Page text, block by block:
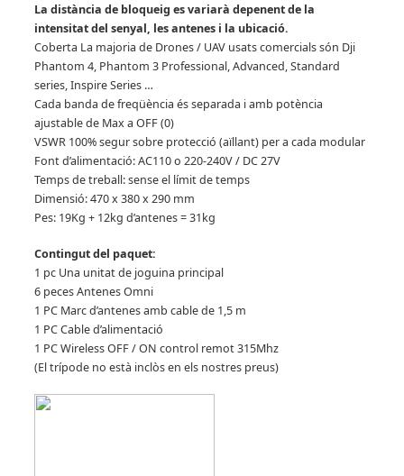
La distància de bloqueig es variarà depenent de la
intensitat del senyal, les antenes i la ubicació.
Coberta La majoria de Drones / UAV usats comercials són Dji
Phantom 4, Phantom 3 Professional, Advanced, Standard
series, Inspire Series …
Cada banda de freqüència és separada i amb potència
ajustable de Max a OFF (0)
VSWR 100% segur sobre protecció (aïllant) per a cada modular
Font d’alimentació: AC110 o 220-240V / DC 27V
Temps de treball: sense el límit de temps
Dimensió: 470 x 380 x 290 mm
Pes: 19Kg + 12kg d’antenes = 31kg
Contingut del paquet:
1 pc Una unitat de joguina principal
6 peces Antenes Omni
1 PC Marc d’antenes amb cable de 1,5 m
1 PC Cable d’alimentació
1 PC Wireless OFF / ON control remot 315Mhz
(El trípode no està inclòs en els nostres preus)